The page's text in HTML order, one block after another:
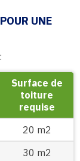
UNE
Surface de
toiture
requise
20 m2
30 m2